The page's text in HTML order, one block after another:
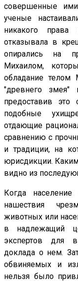
совершенные
ученые
никакого права
отказывала в
опирались на
Михаилом,
обладание телом
"древнего змея"
предоставив это
подобные
отдающие
сравнению с
и традиции, на
юрисдикции.
видно из
Когда
нашествия
животных или
в надлежащий
экспертов для
доклада о нем.
обвиняемых и
нельзя было